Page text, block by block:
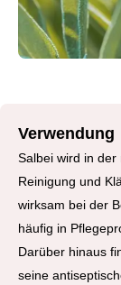
Verwendung
Salbei wird in
Reinigung und
wirksam bei der
häufig in
Darüber hinaus
seine